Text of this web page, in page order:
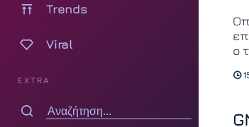
Trends
Viral
EXTRA
ο